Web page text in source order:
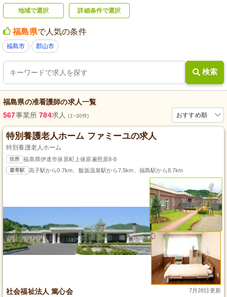
地域で選択 詳細条件で選択
福島県で人気の条件
福島市 郡山市
検索
福島県の准看護師の求人一覧
おすすめ順
567事業所 784求人(1~30件)
特別養護老人ホーム ファミーユの求人
特別養護老人ホーム
住所 福島県伊達市保原町上保原遍照原8-8
最寄駅 高子駅から0.7km、飯坂温泉駅から7.5km、福島駅から8.7km
社会福祉法人 篤心会 7月28日更新